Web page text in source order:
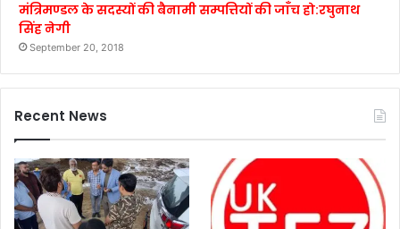
मंत्रिमण्डल के सदस्यों की बैनामी सम्पत्तियों की जाँच हो:रघुनाथ
सिंह नेगी
September 20, 2018
Recent News